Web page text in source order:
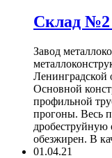
Склад №2
Завод
Ленинградской
Основной
профильной
прогоны. Весь
дробеструйную
обезжирен. В
01.04.21